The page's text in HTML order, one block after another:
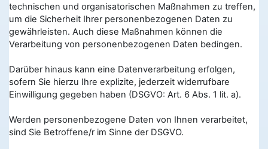
technischen und organisatorischen Maßnahmen zu treffen,
um die Sicherheit Ihrer personenbezogenen Daten zu
gewährleisten. Auch diese Maßnahmen können die
Verarbeitung von personenbezogenen Daten bedingen.
Darüber hinaus kann eine Datenverarbeitung erfolgen,
sofern Sie hierzu Ihre explizite, jederzeit widerrufbare
Einwilligung gegeben haben (DSGVO: Art. 6 Abs. 1 lit. a).
Werden personenbezogene Daten von Ihnen verarbeitet,
sind Sie Betroffene/r im Sinne der DSGVO.